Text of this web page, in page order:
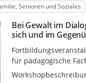
Senioren und Soziales
Bei Gewalt im
sich und im
für pädagogische